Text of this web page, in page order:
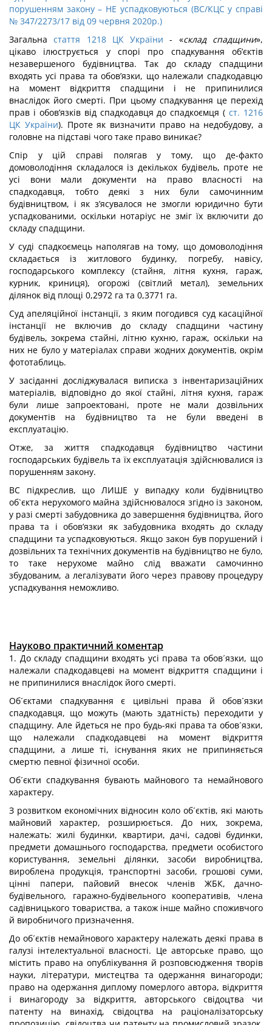
порушенням закону – НЕ успадковуються (ВС/КЦС у справі
№ 347/2273/17 від 09 червня 2020р.)
Загальнастаття 1218 ЦК України - «склад спадщини»,
цікаво ілюструється у спорі про спадкування об’єктів
незавершеного будівництва. Так до складу спадщини
входять усі права та обов’язки, що належали спадкодавцю
на момент відкриття спадщини і не припинилися
внаслідок його смерті. При цьому спадкування це перехід
прав і обов’язків від спадкодавця до спадкоємця (ст. 1216
ЦК України). Проте як визначити право на недобудову, а
головне на підставі чого таке право виникає?
Спір у цій справі полягав у тому, що де-факто
домоволодіння складалося із декількох будівель, проте не
усі вони мали документи на право власності на
спадкодавця, тобто деякі з них були самочинним
будівництвом, і як з’ясувалося не змогли юридично бути
успадкованими, оскільки нотаріус не зміг їх включити до
складу спадщини.
У суді спадкоємець наполягав на тому, що домоволодіння
складається із житлового будинку, погребу, навісу,
господарського комплексу (стайня, літня кухня, гараж,
курник, криниця), огорожі (світлий метал), земельних
ділянок від площі 0,2972 га та 0,3771 га.
Суд апеляційної інстанції, з яким погодився суд касаційної
інстанції не включив до складу спадщини частину
будівель, зокрема стайні, літню кухню, гараж, оскільки на
них не було у матеріалах справи жодних документів, окрім
фототаблиць.
У засіданні досліджувалася виписка з інвентаризаційних
матеріалів, відповідно до якої стайні, літня кухня, гараж
були лише запроектовані, проте не мали дозвільних
документів на будівництво та не були введені в
експлуатацію.
Отже, за життя спадкодавця будівництво частини
господарських будівель та їх експлуатація здійснювалися із
порушенням закону.
ВС підкреслив, що ЛИШЕ у випадку коли будівництво
об`єкта нерухомого майна здійснювалося згідно із законом,
у разі смерті забудовника до завершення будівництва, його
права та і обов’язки як забудовника входять до складу
спадщини та успадковуються. Якщо закон був порушений і
дозвільних та технічних документів на будівництво не було,
то таке нерухоме майно слід вважати самочинно
збудованим, а легалізувати його через правову процедуру
успадкування неможливо.
Науково практичний коментар
1. До складу спадщини входять усі права та обов´язки, що
належали спадкодавцеві на момент відкриття спадщини і
не припинилися внаслідок його смерті.
Об´єктами спадкування є цивільні права й обов´язки
спадкодавця, що можуть (мають здатність) переходити у
спадщину. Але йдеться не про будь-які права та обов´язки,
що належали спадкодавцеві на момент відкриття
спадщини, а лише ті, існування яких не припиняється
смертю певної фізичної особи.
Об´єкти спадкування бувають майнового та немайнового
характеру.
З розвитком економічних відносин коло об´єктів, які мають
майновий характер, розширюється. До них, зокрема,
належать: жилі будинки, квартири, дачі, садові будинки,
предмети домашнього господарства, предмети особистого
користування, земельні ділянки, засоби виробництва,
вироблена продукція, транспортні засоби, грошові суми,
цінні папери, пайовий внесок членів ЖБК, дачно-
будівельного, гаражно-будівельного кооперативів, члена
садівницького товариства, а також інше майно споживчого
й виробничого призначення.
До об´єктів немайнового характеру належать деякі права в
галузі інтелектуальної власності. Це авторське право, що
містить право на опублікування й розповсюдження творів
науки, літератури, мистецтва та одержання винагороди;
право на одержання диплому померлого автора, відкриття
і винагороду за відкриття, авторського свідоцтва чи
патенту на винахід, свідоцтва на раціоналізаторську